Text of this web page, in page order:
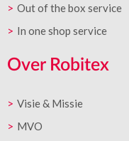
Out of the box service
In one shop service
Over Robitex
Visie & Missie
MVO